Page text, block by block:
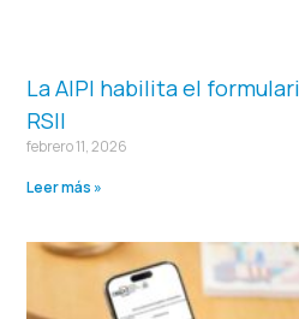
La AIPI habilita el
RSII
febrero 11, 2026
Leer más »